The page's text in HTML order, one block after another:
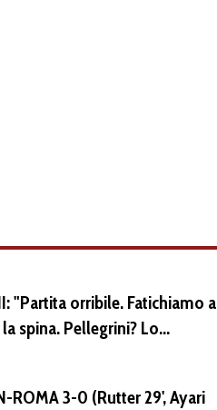
"Partita orribile. Fatichiamo a
spina. Pellegrini? Lo
campo tra un mese.
ROMA 3-0 (Rutter 29', Ayari